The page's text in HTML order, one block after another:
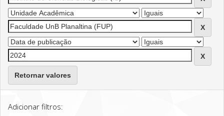
Retornar valores
Adicionar filtros: